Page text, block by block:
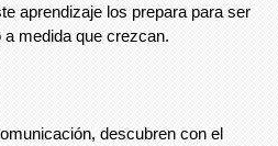
aprendizaje los prepara para ser
medida que crezcan.
descubren con el